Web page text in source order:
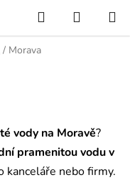
Hledat
KOŠÍK
/ Morava
vody na Moravě?
pramenitou vodu v
kanceláře nebo firmy.